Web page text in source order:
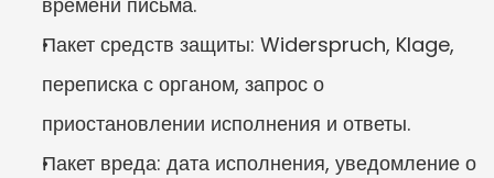
Пакет средств защиты: Widerspruch, Klage,
переписка с органом, запрос о
приостановлении исполнения и ответы.
Пакет вреда: дата исполнения, уведомление о